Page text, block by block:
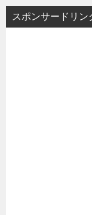
スポンサードリン